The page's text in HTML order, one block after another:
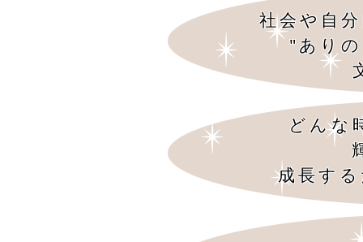
社会や自
"あり
どんな
成長す